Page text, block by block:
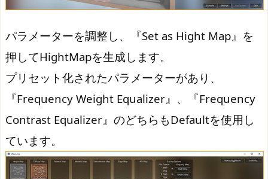
パラメーターを調整し、『Set as Hight Map』を
押してHightMapを生成します。
プリセット化されたパラメーターがあり、
『Frequency Weight Equalizer』、『Frequency
Contrast Equalizer』のどちらもDefaultを使用し
ています。